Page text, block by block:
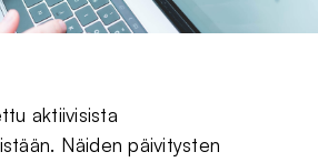
aktiivisista
Näiden päivitysten